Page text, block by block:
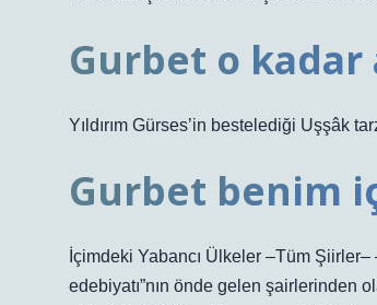
Gurbet o kadar
Yıldırım Gürses’in bestelediği Uşşâk
Gurbet benim
İçimdeki Yabancı Ülkeler –Tüm
edebiyatı”nın önde gelen şairlerinden